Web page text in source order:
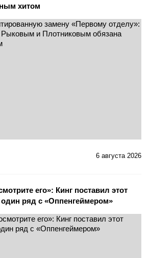
хитом
6 августа 2026
его»: Кинг поставил этот
один ряд с «Оппенгеймером»